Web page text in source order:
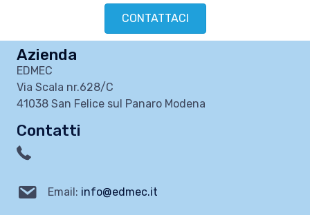
CONTATTACI
Azienda
EDMEC
Via Scala nr.628/C
41038 San Felice sul Panaro Modena
Contatti
Email: info@edmec.it